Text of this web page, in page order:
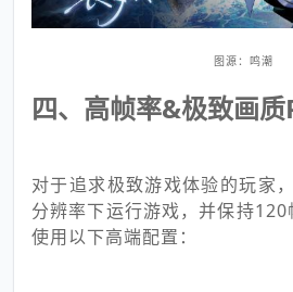
图源：鸣潮
四、高帧率&极致画质
对于追求极致游戏体验的玩家
分辨率下运行游戏，并保持
使用以下高端配置：